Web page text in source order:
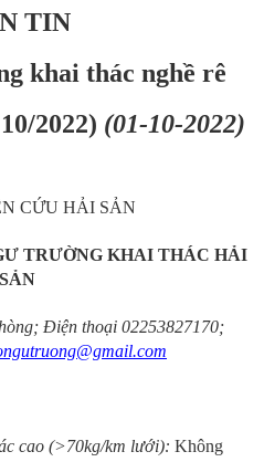
TIN
khai thác nghề rê
2022) (01-10-2022)
CỨU HẢI SẢN
TRƯỜNG KHAI THÁC HẢI
SẢN
Điện thoại 02253827170;
cao (>70kg/km lưới): Không